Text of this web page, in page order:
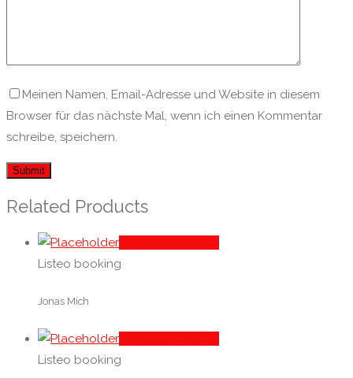
Meinen Namen, Email-Adresse und Website in diesem
Browser für das nächste Mal, wenn ich einen Kommentar
schreibe, speichern.
Related Products
Listeo booking
Jonas Mich
Listeo booking